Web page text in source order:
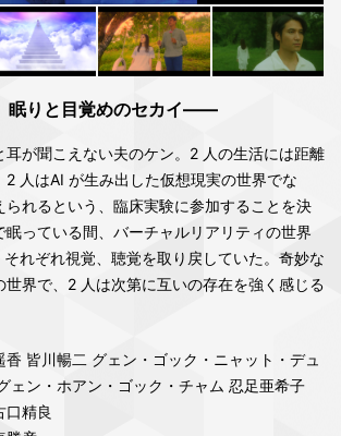
眠りと目覚めのセカイ――
⽿が聞こえない夫のケン。2 ⼈の⽣活には距離
2 ⼈はAI が⽣み出した仮想現実の世界でな
られるという、臨床実験に参加することを決
眠っている間、バーチャルリアリティの世界
れぞれ視覚、聴覚を取り戻していた。奇妙な
世界で、2 ⼈は次第に互いの存在を強く感じる
⾹ 皆川暢⼆ グェン・ゴック・ニャット・デュ
ェン・ホアン・ゴック・チャム 忍⾜亜希⼦
⼝精良